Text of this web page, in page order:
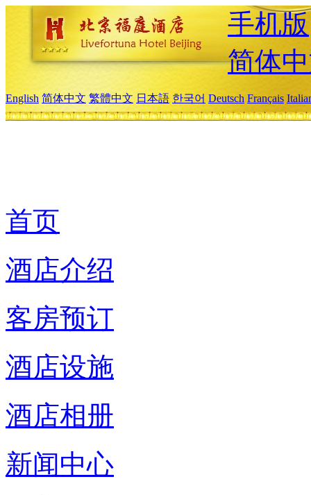
手机版
简体
English 简体中文 繁體中文 日本語 한국어 Deutsch Français
首页
酒店介绍
客房预订
酒店设施
酒店相册
新闻中心